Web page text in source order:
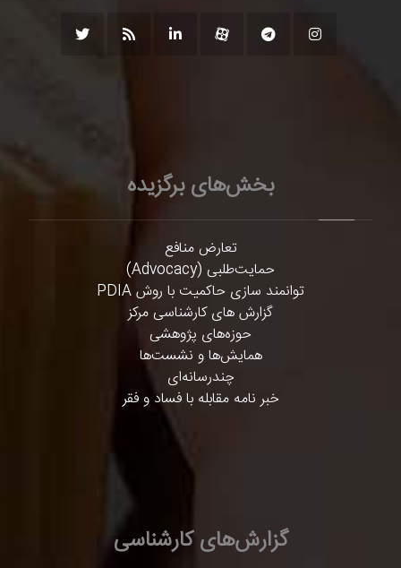
بخش‌های برگزیده
تعارض منافع
حمایت‌طلبی (Advocacy)
توانمند سازی حاکمیت با روش PDIA
گزارش های کارشناسی مرکز
حوزه‌های پژوهشی
همایش‌ها و نشست‌ها
چندرسانه‌ای
خبر نامه مقابله با فساد و فقر
گزارش‌های کارشناسی